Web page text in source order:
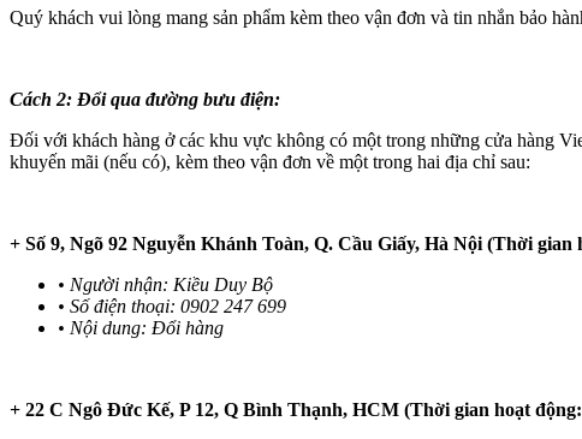
Quý khách vui lòng mang sản phẩm kèm theo vận đơn và tin nhắn bảo
Cách 2: Đổi qua đường bưu điện:
Đối với khách hàng ở các khu vực không có một trong những cửa hàng
khuyến mãi (nếu có), kèm theo vận đơn về một trong hai địa chỉ sau:
+ Số 9, Ngõ 92 Nguyễn Khánh Toàn, Q. Cầu Giấy, Hà Nội (Thời gian
• Người nhận: Kiều Duy Bộ
• Số điện thoại: 0902 247 699
• Nội dung: Đổi hàng
+ 22 C Ngô Đức Kế, P 12, Q Bình Thạnh, HCM (Thời gian hoạt